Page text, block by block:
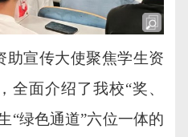
助宣传大使聚焦学生资
全面介绍了我校“奖、
“绿色通道”六位一体的